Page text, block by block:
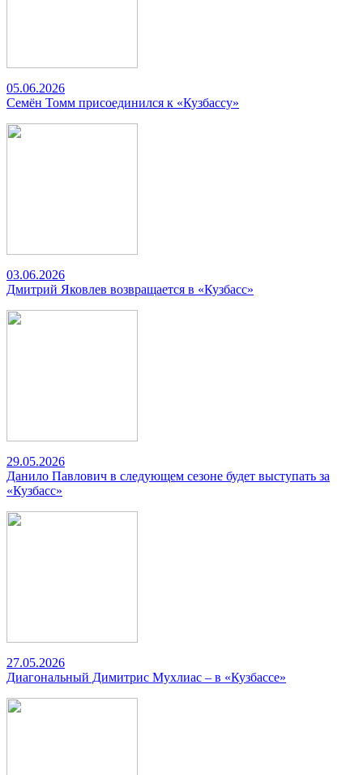
05.06.2026
Семён Томм присоединился к «Кузбассу»
03.06.2026
Дмитрий Яковлев возвращается в «Кузбасс»
29.05.2026
Данило Павлович в следующем сезоне будет выступать за
«Кузбасс»
27.05.2026
Диагональный Димитрис Мухлиас – в «Кузбассе»